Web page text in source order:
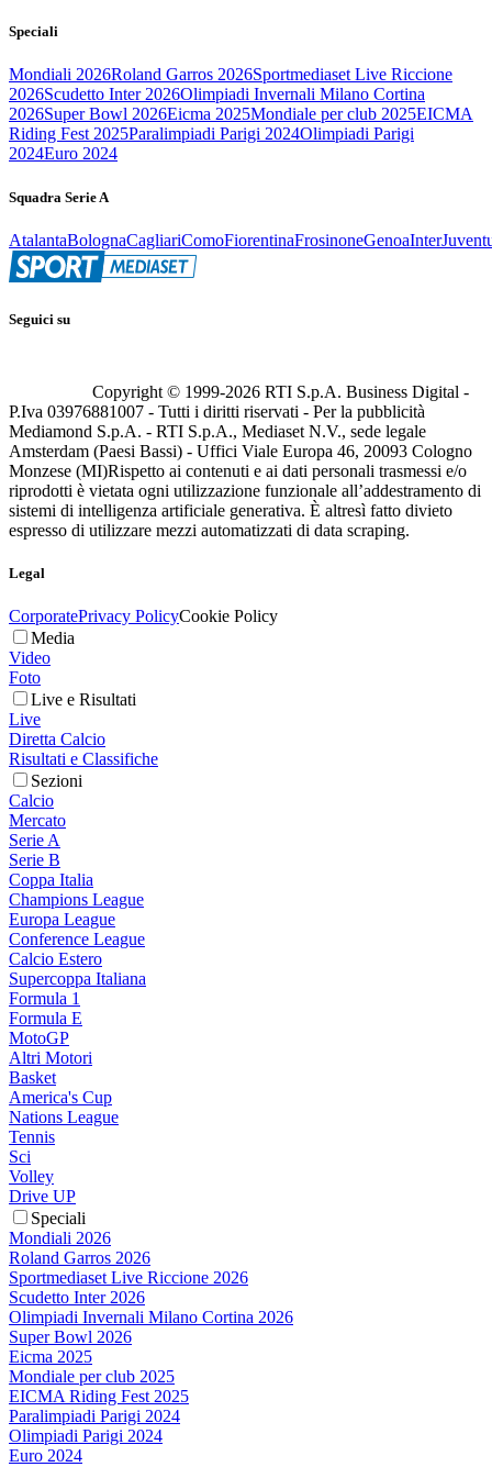
Speciali
Mondiali 2026Roland Garros 2026Sportmediaset Live Riccione
2026Scudetto Inter 2026Olimpiadi Invernali Milano Cortina
2026Super Bowl 2026Eicma 2025Mondiale per club 2025EICMA
Riding Fest 2025Paralimpiadi Parigi 2024Olimpiadi Parigi
2024Euro 2024
Squadra Serie A
AtalantaBolognaCagliariComoFiorentinaFrosinoneGenoaInter
Seguici su
Copyright © 1999-2026 RTI S.p.A. Business Digital -
P.Iva 03976881007 - Tutti i diritti riservati - Per la pubblicità
Mediamond S.p.A. - RTI S.p.A., Mediaset N.V., sede legale
Amsterdam (Paesi Bassi) - Uffici Viale Europa 46, 20093 Cologno
Monzese (MI)Rispetto ai contenuti e ai dati personali trasmessi e/o
riprodotti è vietata ogni utilizzazione funzionale all’addestramento di
sistemi di intelligenza artificiale generativa. È altresì fatto divieto
espresso di utilizzare mezzi automatizzati di data scraping.
Legal
CorporatePrivacy PolicyCookie Policy
Media
Video
Foto
Live e Risultati
Live
Diretta Calcio
Risultati e Classifiche
Sezioni
Calcio
Mercato
Serie A
Serie B
Coppa Italia
Champions League
Europa League
Conference League
Calcio Estero
Supercoppa Italiana
Formula 1
Formula E
MotoGP
Altri Motori
Basket
America's Cup
Nations League
Tennis
Sci
Volley
Drive UP
Speciali
Mondiali 2026
Roland Garros 2026
Sportmediaset Live Riccione 2026
Scudetto Inter 2026
Olimpiadi Invernali Milano Cortina 2026
Super Bowl 2026
Eicma 2025
Mondiale per club 2025
EICMA Riding Fest 2025
Paralimpiadi Parigi 2024
Olimpiadi Parigi 2024
Euro 2024